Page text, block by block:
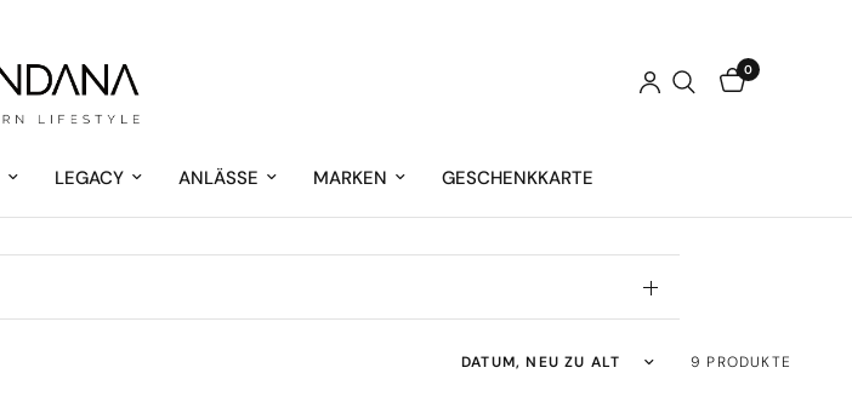
0
LEGACY ANLÄSSE MARKEN GESCHENKKARTE
Sortieren nach: 9 PRODUKTE